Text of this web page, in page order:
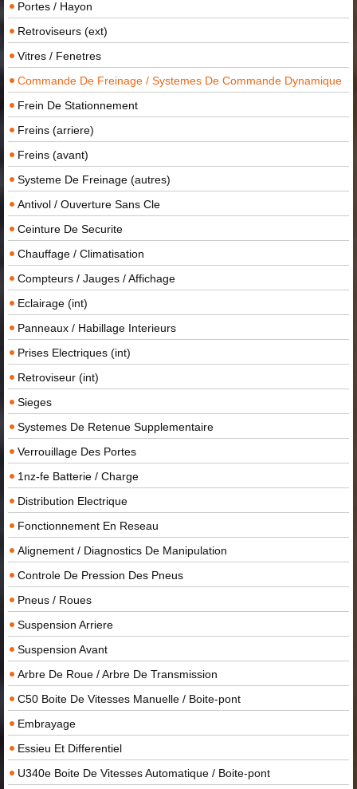
Portes / Hayon
Retroviseurs (ext)
Vitres / Fenetres
Commande De Freinage / Systemes De Commande Dynamique
Frein De Stationnement
Freins (arriere)
Freins (avant)
Systeme De Freinage (autres)
Antivol / Ouverture Sans Cle
Ceinture De Securite
Chauffage / Climatisation
Compteurs / Jauges / Affichage
Eclairage (int)
Panneaux / Habillage Interieurs
Prises Electriques (int)
Retroviseur (int)
Sieges
Systemes De Retenue Supplementaire
Verrouillage Des Portes
1nz-fe Batterie / Charge
Distribution Electrique
Fonctionnement En Reseau
Alignement / Diagnostics De Manipulation
Controle De Pression Des Pneus
Pneus / Roues
Suspension Arriere
Suspension Avant
Arbre De Roue / Arbre De Transmission
C50 Boite De Vitesses Manuelle / Boite-pont
Embrayage
Essieu Et Differentiel
U340e Boite De Vitesses Automatique / Boite-pont